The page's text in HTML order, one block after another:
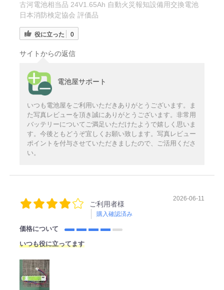
古河電池相当品 24V1.65Ah 自動火災報知設備用交換電池
日本消防検定協会 評価品
役に立った 0
サイトからの返信
電池屋サポート
いつも電池屋をご利用いただきありがとうございます。ま
た写真レビューを頂き誠にありがとうございます。非常用
バッテリーについてご満足いただけたようで嬉しく思いま
す。今後ともどうぞ宜しくお願い致します。写真レビュー
ポイントを付与させていただきましたので、ご活用くださ
い。
ご利用者様
購入確認済み
2026-06-11
価格について
いつも役に立ってます